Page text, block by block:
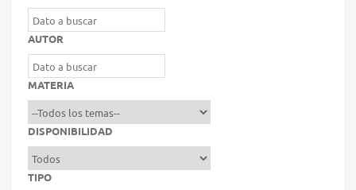
AUTOR
MATERIA
DISPONIBILIDAD
TIPO